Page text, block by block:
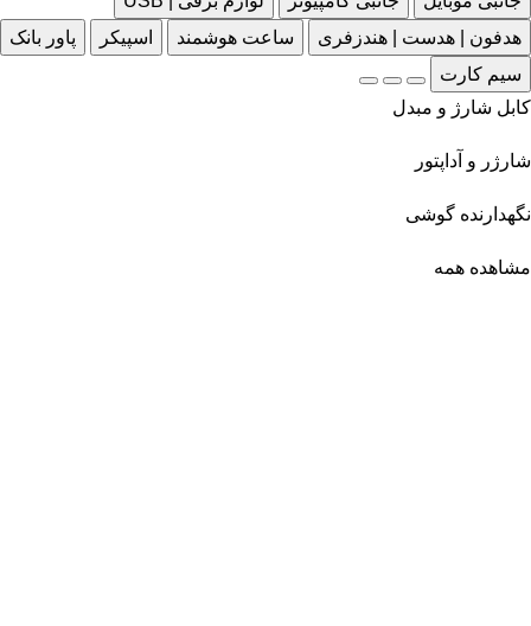
هدفون | هدست | هندزفری
ساعت هوشمند اسپیکر
پاور بانک
سیم کارت
کابل شارژ و مبدل
شارژر و آداپتور
نگهدارنده گوشی
مشاهده همه